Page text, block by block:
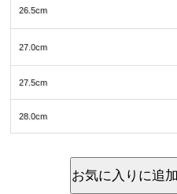
26.5cm
27.0cm
27.5cm
28.0cm